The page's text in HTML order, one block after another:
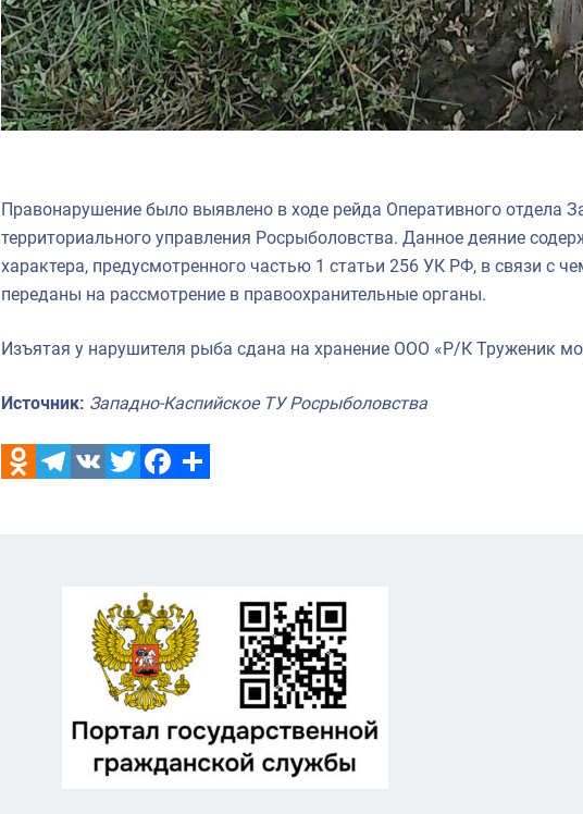
Правонарушение было выявлено в ходе рейда Оперативного отдела
территориального управления Росрыболовства. Данное деяние
характера, предусмотренного частью 1 статьи 256 УК РФ, в связи с
переданы на рассмотрение в правоохранительные органы.
Изъятая у нарушителя рыба сдана на хранение ООО «Р/К Труженик
Источник: Западно-Каспийское ТУ Росрыболовства